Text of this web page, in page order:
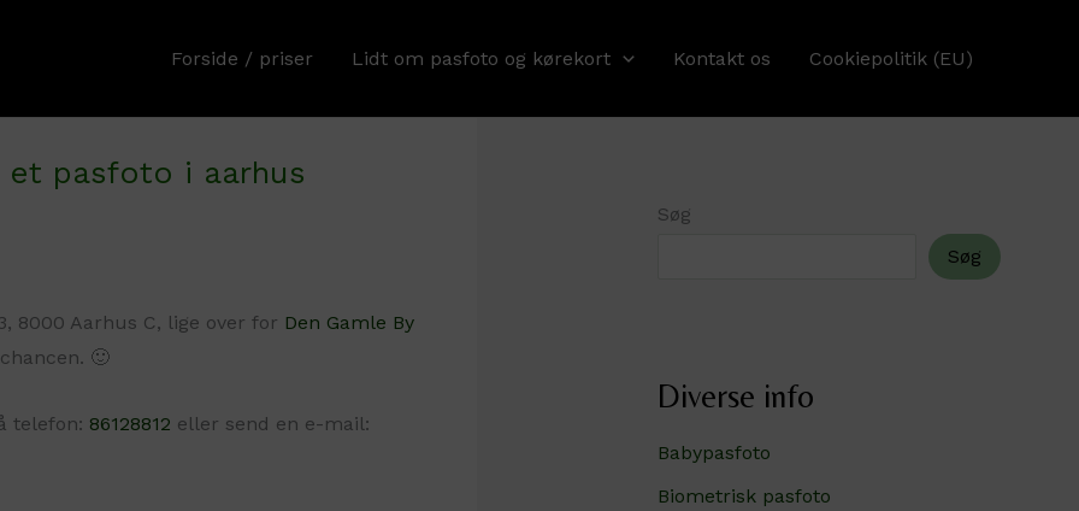
Forside / priser Lidt om pasfoto og kørekort Kontakt os Cookiepolitik (EU)
et pasfoto i aarhus
8000 Aarhus C, lige over for Den Gamle By
🙂
telefon: 86128812 eller send en e-mail:
Søg
Søg
Diverse info
Babypasfoto
Biometrisk pasfoto